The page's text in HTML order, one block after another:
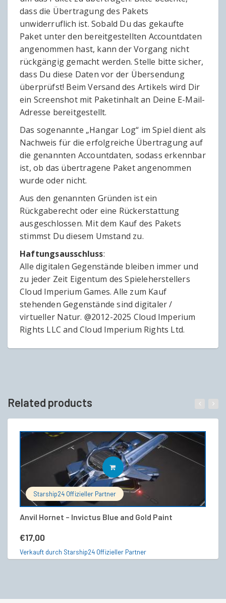
dass die Übertragung des Pakets
unwiderruflich ist. Sobald Du das gekaufte
Paket unter den bereitgestellten Accountdaten
angenommen hast, kann der Vorgang nicht
rückgängig gemacht werden. Stelle bitte sicher,
dass Du diese Daten vor der Übersendung
überprüfst! Beim Versand des Artikels wird Dir
ein Screenshot mit Paketinhalt an Deine E-Mail-
Adresse bereitgestellt.
Das sogenannte „Hangar Log“ im Spiel dient als
Nachweis für die erfolgreiche Übertragung auf
die genannten Accountdaten, sodass erkennbar
ist, ob das übertragene Paket angenommen
wurde oder nicht.
Aus den genannten Gründen ist ein
Rückgaberecht oder eine Rückerstattung
ausgeschlossen. Mit dem Kauf des Pakets
stimmst Du diesem Umstand zu.
Haftungsausschluss:
Alle digitalen Gegenstände bleiben immer und
zu jeder Zeit Eigentum des Spieleherstellers
Cloud Imperium Games. Alle zum Kauf
stehenden Gegenstände sind digitaler /
virtueller Natur. @2012-2025 Cloud Imperium
Rights LLC and Cloud Imperium Rights Ltd.
Related products
Starship24 Offizieller Partner
Anvil Hornet – Invictus Blue and Gold Paint
€17,00
IN DEN WARENKORB
Verkauft durch Starship24 Offizieller Partner